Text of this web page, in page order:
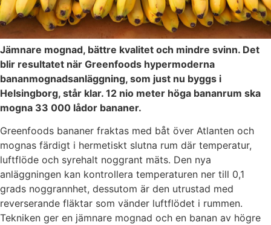
Jämnare mognad, bättre kvalitet och mindre svinn. Det
blir resultatet när Greenfoods hypermoderna
bananmognadsanläggning, som just nu byggs i
Helsingborg, står klar. 12 nio meter höga bananrum ska
mogna 33 000 lådor bananer.
Greenfoods bananer fraktas med båt över Atlanten och
mognas färdigt i hermetiskt slutna rum där temperatur,
luftflöde och syrehalt noggrant mäts. Den nya
anläggningen kan kontrollera temperaturen ner till 0,1
grads noggrannhet, dessutom är den utrustad med
reverserande fläktar som vänder luftflödet i rummen.
Tekniken ger en jämnare mognad och en banan av högre